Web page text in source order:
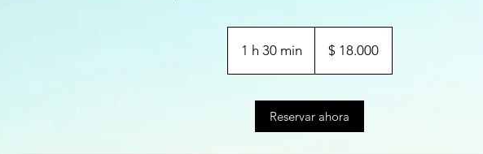
1 h 30 min1
0
argentinos
$ 18.000
Reservar ahora